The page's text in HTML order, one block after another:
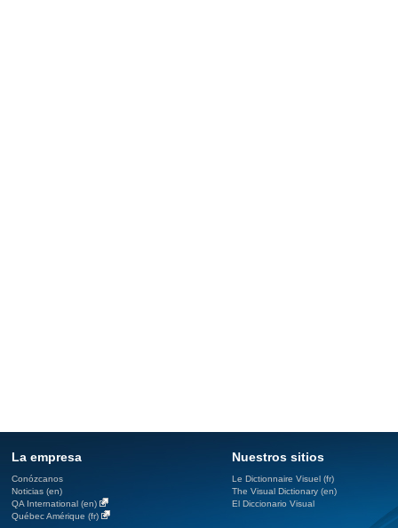
La empresa
Conózcanos
Noticias (en)
QA International (en)
Québec Amérique (fr)
Nuestros sitios
Le Dictionnaire Visuel (fr)
The Visual Dictionary (en)
El Diccionario Visual